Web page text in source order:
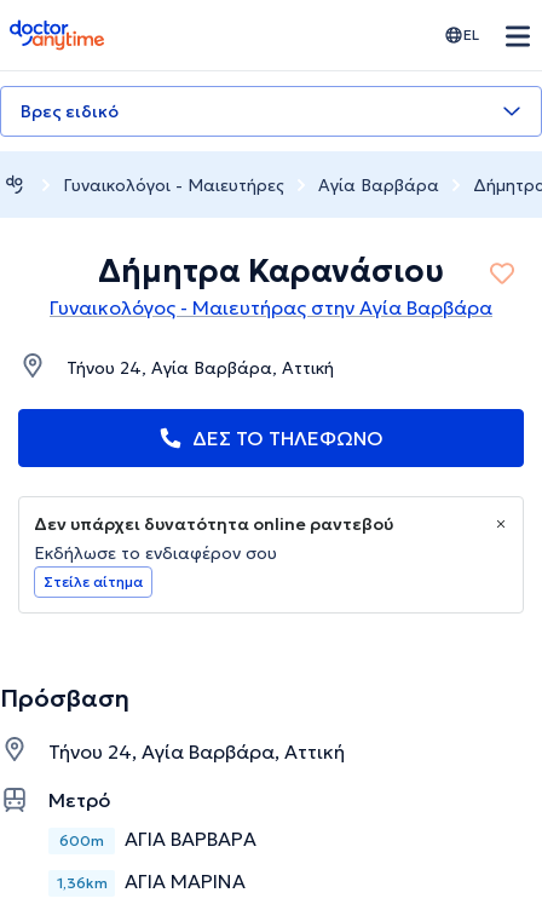
doctoranytime EL
Βρες ειδικό
Γυναικολόγοι - Μαιευτήρες Αγία Βαρβάρα
Δήμητρα Καρανάσιου
Γυναικολόγος - Μαιευτήρας στην Αγία Βαρβάρα
Τήνου 24, Αγία Βαρβάρα, Αττική
ΔΕΣ ΤΟ ΤΗΛΕΦΩΝΟ
Δεν υπάρχει δυνατότητα online ραντεβού
Εκδήλωσε το ενδιαφέρον σου
Στείλε αίτημα
Πρόσβαση
Τήνου 24, Αγία Βαρβάρα, Αττική
Μετρό
600m ΑΓΙΑ ΒΑΡΒΑΡΑ
1,36km ΑΓΙΑ ΜΑΡΙΝΑ